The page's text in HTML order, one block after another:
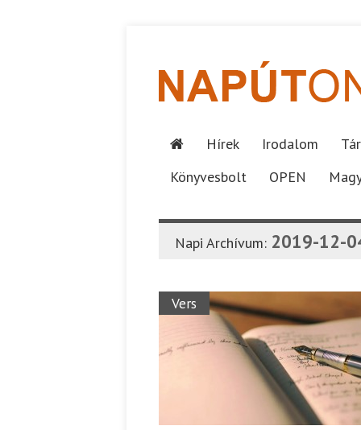
Hírek Irodalom
Könyvesbolt
OPEN
Napi Archívum: 2019-12-
Vers